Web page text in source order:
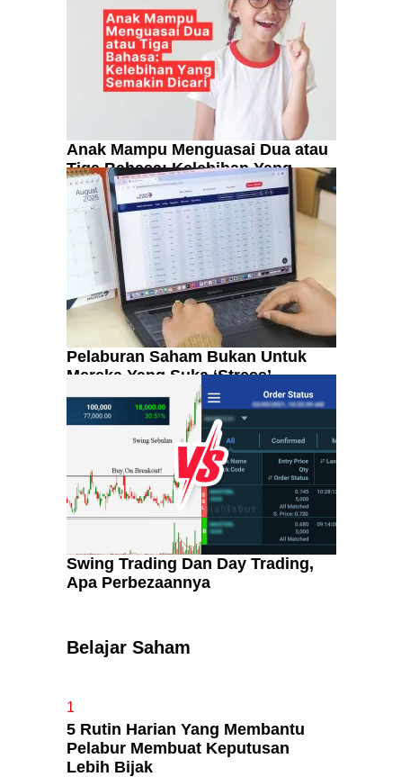
Anak Mampu Menguasai Dua atau
Tiga Bahasa: Kelebihan Yang
Semakin Dicari
Pelaburan Saham Bukan Untuk
Mereka Yang Suka ‘Stress’
Swing Trading Dan Day Trading,
Apa Perbezaannya
Belajar Saham
1
5 Rutin Harian Yang Membantu
Pelabur Membuat Keputusan
Lebih Bijak
Kenali Franchisee Disebalik
Yang Selalu Sifu Saham Sebut
Tu?